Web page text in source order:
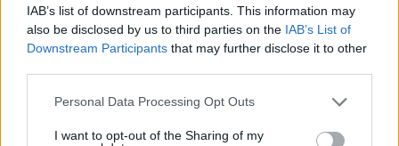
IAB’s list of downstream participants. This information may
also be disclosed by us to third parties on the IAB’s List of
Downstream Participants that may further disclose it to other
Please note that this website/app uses one or more Google
not limited to your visit or usage behaviour. You may click to
Personal Data Processing Opt Outs
I want to opt-out of the Sharing of my